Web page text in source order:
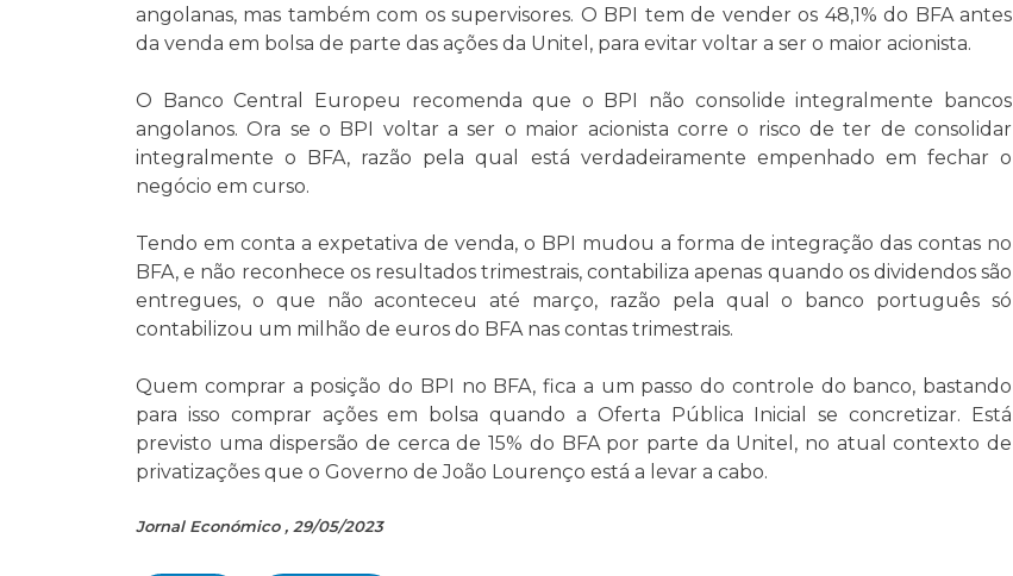
angolanas, mas também com os supervisores. O BPI tem de vender os 48,1% do BFA antes
da venda em bolsa de parte das ações da Unitel, para evitar voltar a ser o maior acionista.
O Banco Central Europeu recomenda que o BPI não consolide integralmente bancos
angolanos. Ora se o BPI voltar a ser o maior acionista corre o risco de ter de consolidar
integralmente o BFA, razão pela qual está verdadeiramente empenhado em fechar o
negócio em curso.
Tendo em conta a expetativa de venda, o BPI mudou a forma de integração das contas no
BFA, e não reconhece os resultados trimestrais, contabiliza apenas quando os dividendos são
entregues, o que não aconteceu até março, razão pela qual o banco português só
contabilizou um milhão de euros do BFA nas contas trimestrais.
Quem comprar a posição do BPI no BFA, fica a um passo do controle do banco, bastando
para isso comprar ações em bolsa quando a Oferta Pública Inicial se concretizar. Está
previsto uma dispersão de cerca de 15% do BFA por parte da Unitel, no atual contexto de
privatizações que o Governo de João Lourenço está a levar a cabo.
Jornal Económico , 29/05/2023